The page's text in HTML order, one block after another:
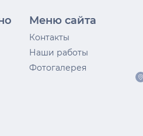
Меню сайта
Контакты
Наши работы
Фотогалерея